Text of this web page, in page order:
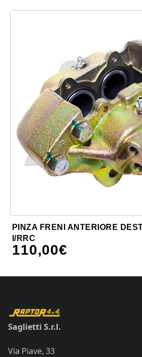
PINZA FRENI ANTERIORE
I/RRC
110,00€
Saglietti S.r.l.
Via Piave, 33